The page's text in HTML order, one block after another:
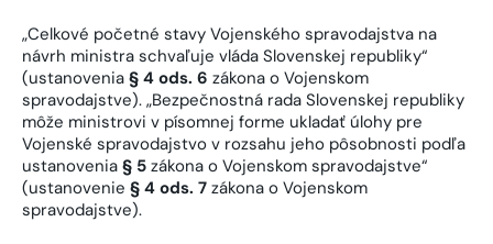
„Celkové početné stavy Vojenského spravodajstva na
návrh ministra schvaľuje vláda Slovenskej republiky“
(ustanovenia § 4 ods. 6 zákona o Vojenskom
spravodajstve). „Bezpečnostná rada Slovenskej republiky
môže ministrovi v písomnej forme ukladať úlohy pre
Vojenské spravodajstvo v rozsahu jeho pôsobnosti podľa
ustanovenia § 5 zákona o Vojenskom spravodajstve“
(ustanovenie § 4 ods. 7 zákona o Vojenskom
spravodajstve).